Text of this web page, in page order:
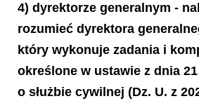
4) dyrektorze generalnym -
rozumieć dyrektora
który wykonuje zadania i
określone w ustawie z dnia
o służbie cywilnej (Dz. U. z